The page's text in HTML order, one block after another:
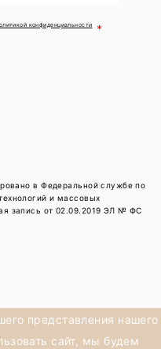
конфиденциальности *
в Федеральной службе по
и массовых
запись от 02.09.2019 ЭЛ № ФС
представления нашего
сайт, мы будем